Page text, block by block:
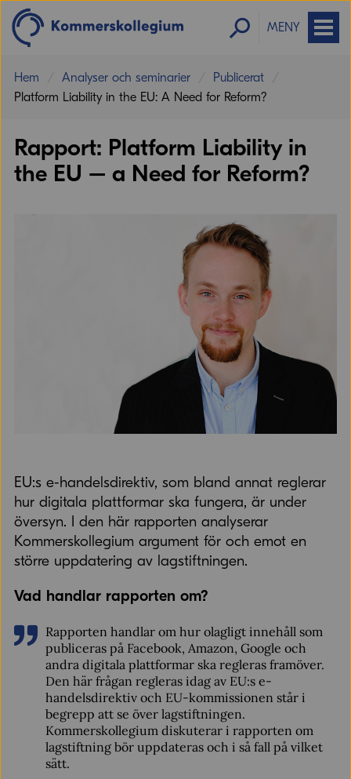
MENY
Hem Analyser och seminarier
Publicerat
Platform Liability in the EU: A Need for Reform?
Rapport: Platform Liability in
the EU – a Need for Reform?
tar bort olagligt innehåll samtidigt som
de respekterar yttrandefriheten.
Mattias Karlson Jernbäcker Utredare
EU:s e-handelsdirektiv, som bland annat reglerar
hur digitala plattformar ska fungera, är under
översyn. I den här rapporten analyserar
Kommerskollegium argument för och emot en
större uppdatering av lagstiftningen.
Vad handlar rapporten om?
Rapporten handlar om hur olagligt innehåll som
publiceras på Facebook, Amazon, Google och
andra digitala plattformar ska regleras framöver.
Den här frågan regleras idag av EU:s e-
handelsdirektiv och EU-kommissionen står i
begrepp att se över lagstiftningen.
Kommerskollegium diskuterar i rapporten om
lagstiftning bör uppdateras och i så fall på vilket
sätt.